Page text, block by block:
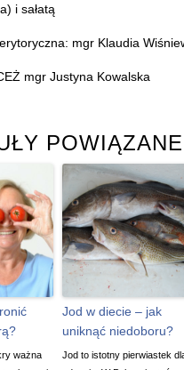
i sałatą
mgr Klaudia
mgr Justyna Kowalska
POWIĄZANE
ważna
Jod w diecie – jak
uniknąć niedoboru?
Jod to istotny pierwiastek